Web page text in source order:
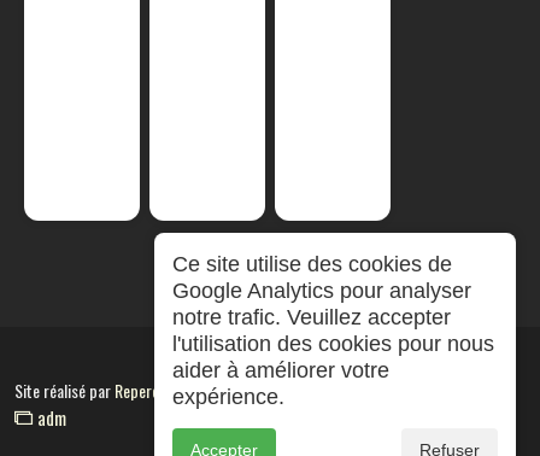
Site réalisé parRepereCom
adm
Ce site utilise des cookies de
Google Analytics pour analyser
notre trafic. Veuillez accepter
l'utilisation des cookies pour nous
aider à améliorer votre
expérience.
Accepter Refuser